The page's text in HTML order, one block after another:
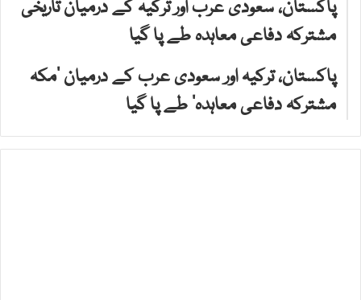
پاکستان، سعودی عرب اور ترکیہ کے درمیان تاریخی
مشترکہ دفاعی معاہدہ طے پا گیا
پاکستان، ترکیہ اور سعودی عرب کے درمیان ’مکہ
مشترکہ دفاعی معاہدہ‘ طے پا گیا